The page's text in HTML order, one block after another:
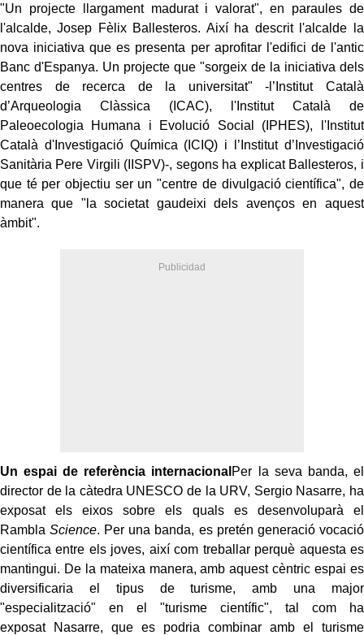
"Un projecte llargament madurat i valorat", en paraules de
l'alcalde, Josep Fèlix Ballesteros. Així ha descrit l'alcalde la
nova iniciativa que es presenta per aprofitar l'edifici de l'antic
Banc d'Espanya. Un projecte que "sorgeix de la iniciativa dels
centres de recerca de la universitat" -l’Institut Català
d’Arqueologia Clàssica (ICAC), l'Institut Català de
Paleoecologia Humana i Evolució Social (IPHES), l'Institut
Català d'Investigació Química (ICIQ) i l’Institut d’Investigació
Sanitària Pere Virgili (IISPV)-, segons ha explicat Ballesteros, i
que té per objectiu ser un "centre de divulgació científica", de
manera que "la societat gaudeixi dels avenços en aquest
àmbit".
Un espai de referència internacional Per la seva banda, el
director de la càtedra UNESCO de la URV, Sergio Nasarre, ha
exposat els eixos sobre els quals es desenvoluparà el
Rambla Science. Per una banda, es pretén generació vocació
científica entre els joves, així com treballar perquè aquesta es
mantingui. De la mateixa manera, amb aquest cèntric espai es
diversificaria el tipus de turisme, amb una major
"especialització" en el "turisme científic", tal com ha
exposat
Nasarre, que es podria combinar amb el turisme